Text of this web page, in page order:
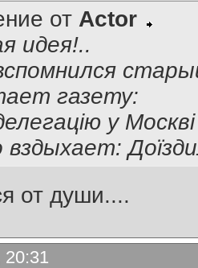
от Actor
идея!..
газету:
у
от души....
20:31